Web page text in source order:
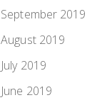
September 2019
August 2019
July 2019
June 2019